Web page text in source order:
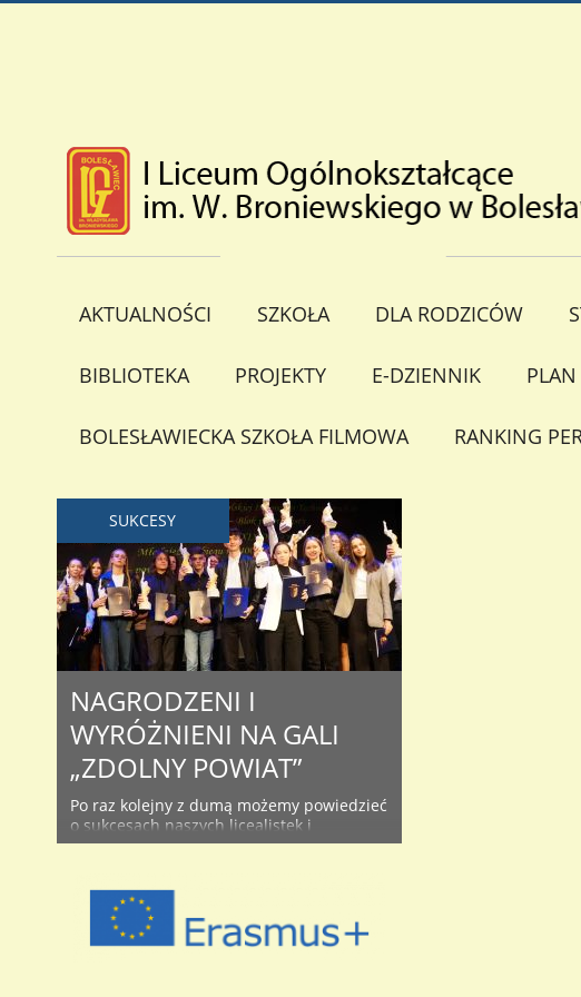
AKTUALNOŚCI SZKOŁA DLA RODZICÓW
BIBLIOTEKA PROJEKTY E-DZIENNIK PLAN
BOLESŁAWIECKA SZKOŁA FILMOWA RANKING
SUKCESY
NAGRODZENI I
WYRÓŻNIENI NA GALI
„ZDOLNY POWIAT”
Po raz kolejny z dumą możemy powiedzieć
o sukcesach naszych licealistek i
licealistów, bo aż 17. z nich otrzymało
sześciorga trafiły Nagrody za osiągnięcia
sportowe i artystyczne, a aż 9.
absolwentek uhonorowano za ukończenie
szkoły z wynikiem 5,20 i powyżej. Gala